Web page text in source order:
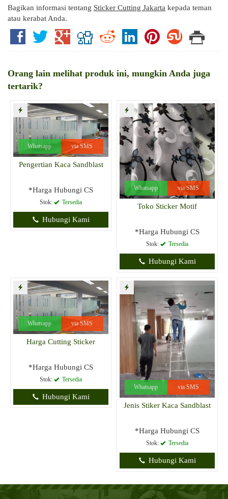
Bagikan informasi tentang Sticker Cutting Jakarta kepada teman
atau kerabat Anda.
Orang lain melihat produk ini, mungkin Anda juga
tertarik?
Whatsapp via SMS
Pengertian Kaca Sandblast
*Harga Hubungi CS
Stok: Tersedia
Hubungi Kami
Whatsapp via SMS
Toko Sticker Motif
*Harga Hubungi CS
Stok: Tersedia
Hubungi Kami
Whatsapp via SMS
Harga Cutting Sticker
*Harga Hubungi CS
Stok: Tersedia
Hubungi Kami
Whatsapp via SMS
Jenis Stiker Kaca Sandblast
*Harga Hubungi CS
Stok: Tersedia
Hubungi Kami